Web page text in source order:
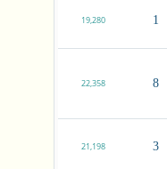
1
19,280
8
22,358
3
21,198